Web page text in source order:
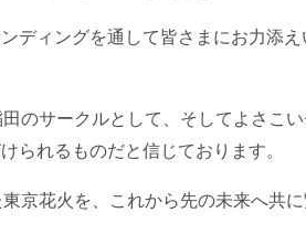
ディングを通して皆さまにお力添
のサークルとして、そしてよさこ
られるものだと信じております。
京花火を、これから先の未来へ共